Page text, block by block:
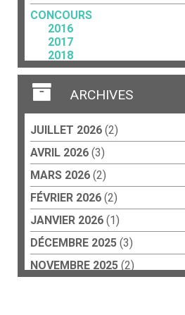
CONCOURS
2016
2017
2018
2023
FORCE TERRITORIALE
Acteurs culturels
Art et travail
CCP
Éducation
Collèges
Écoles
Lycées
Résidences d’artistes
PEINTURE
PHOTOGRAPHIE
PLATEFORME
ARCHIVES
JUILLET 2026 (2)
AVRIL 2026 (3)
MARS 2026 (2)
FÉVRIER 2026 (2)
JANVIER 2026 (1)
DÉCEMBRE 2025 (3)
NOVEMBRE 2025 (2)